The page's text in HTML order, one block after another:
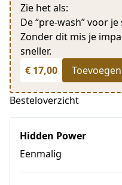
Zie het als:
De “pre-wash” voor je
Zonder dit mis je
sneller.
€ 17,00
Toevoegen
Besteloverzicht
Hidden Power
Eenmalig